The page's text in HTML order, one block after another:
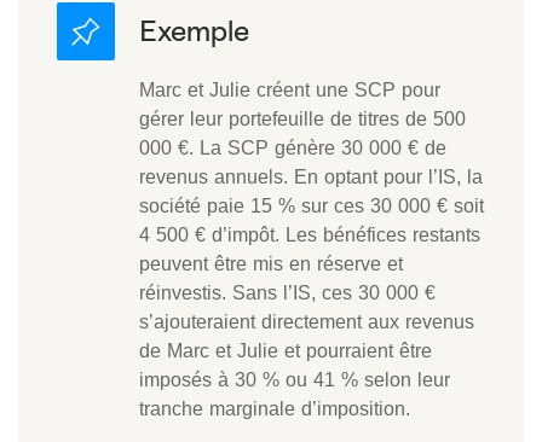
Marc et Julie créent une SCP pour
gérer leur portefeuille de titres de 500
000 €. La SCP génère 30 000 € de
revenus annuels. En optant pour l’IS, la
société paie 15 % sur ces 30 000 € soit
4 500 € d’impôt. Les bénéfices restants
peuvent être mis en réserve et
réinvestis. Sans l’IS, ces 30 000 €
s’ajouteraient directement aux revenus
de Marc et Julie et pourraient être
imposés à 30 % ou 41 % selon leur
tranche marginale d’imposition.